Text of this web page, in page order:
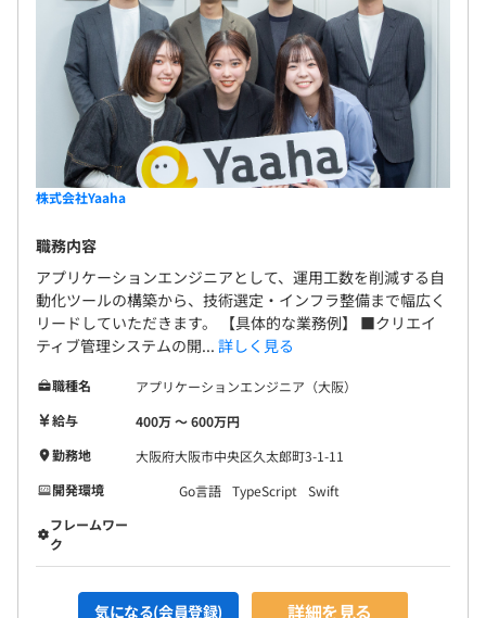
株式会社Yaaha
職務内容
アプリケーションエンジニアとして、運用工数を削減する自
動化ツールの構築から、技術選定・インフラ整備まで幅広く
リードしていただきます。 【具体的な業務例】 ■クリエイ
ティブ管理システムの開... 詳しく見る
職種名
アプリケーションエンジニア（大阪）
給与
400万 〜 600万円
勤務地
大阪府大阪市中央区久太郎町3-1-11
開発環境
Go言語 TypeScript
Swift
フレームワー
ク
気になる(会員登録) 詳細を見る